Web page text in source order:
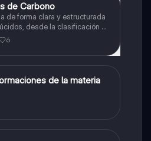
de Carbono
de forma clara y estructurada
desde la clasificación de
la complejidad de los
estudiantes que buscan
función y reactividad.
6
de la materia